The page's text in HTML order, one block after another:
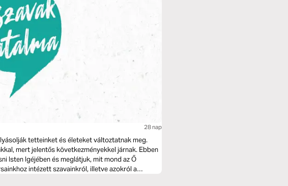
28 nap
tetteinket és életeket változtatnak meg.
mert jelentős következményekkel járnak. Ebben
Isten Igéjében és meglátjuk, mit mond az Ő
intézett szavainkról, illetve azokról a